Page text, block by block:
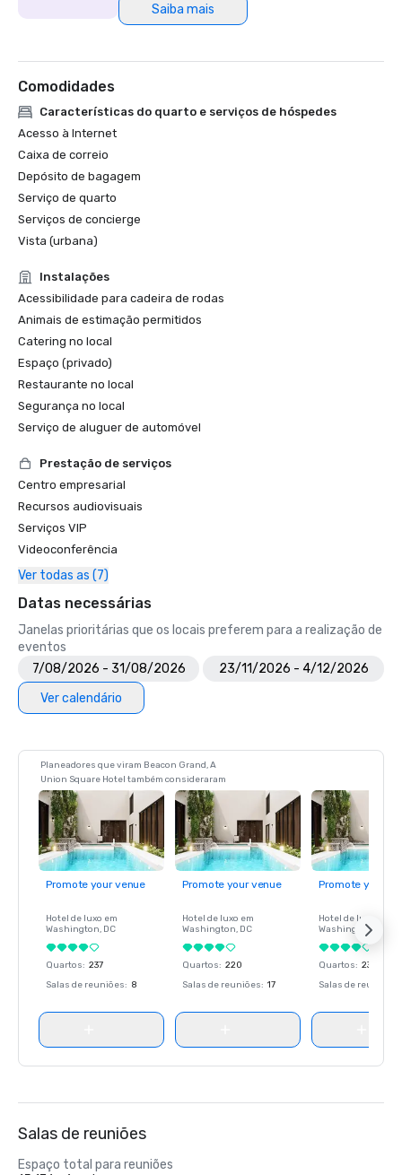
Northstar Meetings Group Stella Award Finalist, 2023
Saiba mais
Comodidades
Características do quarto e serviços de hóspedes
Acesso à Internet
Caixa de correio
Depósito de bagagem
Serviço de quarto
Serviços de concierge
Vista (urbana)
Instalações
Acessibilidade para cadeira de rodas
Animais de estimação permitidos
Catering no local
Espaço (privado)
Restaurante no local
Segurança no local
Serviço de aluguer de automóvel
Prestação de serviços
Centro empresarial
Recursos audiovisuais
Serviços VIP
Videoconferência
Ver todas as (7)
Datas necessárias
Janelas prioritárias que os locais preferem para a realização de
eventos
7/08/2026 - 31/08/2026
23/11/2026 - 4/12/2026
Ver calendário
Planeadores que viram Beacon Grand, A
Union Square Hotel também consideraram
Promote your venue
Hotel de luxo em
Washington, DC
Quartos: 237
Salas de reuniões: 8
Promote your venue
Hotel de luxo em
Washington, DC
Quartos: 220
Salas de reuniões: 17
Promote your
Hotel de luxo em
Washington
Quartos: 237
Salas de reuniões
Salas de reuniões
Espaço total para reuniões